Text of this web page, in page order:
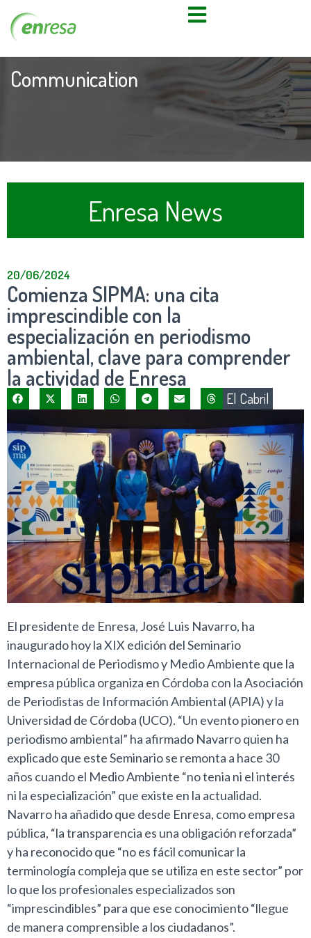
Communication
Enresa News
20/06/2024
Comienza SIPMA: una cita
imprescindible con la
especialización en periodismo
ambiental, clave para comprender
la actividad de Enresa
El Cabril
El presidente de Enresa, José Luis Navarro, ha
inaugurado hoy la XIX edición del Seminario
Internacional de Periodismo y Medio Ambiente que la
empresa pública organiza en Córdoba con la Asociación
de Periodistas de Información Ambiental (APIA) y la
Universidad de Córdoba (UCO). “Un evento pionero en
periodismo ambiental” ha afirmado Navarro quien ha
explicado que este Seminario se remonta a hace 30
años cuando el Medio Ambiente “no tenia ni el interés
ni la especialización” que existe en la actualidad.
Navarro ha añadido que desde Enresa, como empresa
pública, “la transparencia es una obligación reforzada”
y ha reconocido que “no es fácil comunicar la
terminología compleja que se utiliza en este sector” por
lo que los profesionales especializados son
“imprescindibles” para que ese conocimiento “llegue
de manera comprensible a los ciudadanos”.